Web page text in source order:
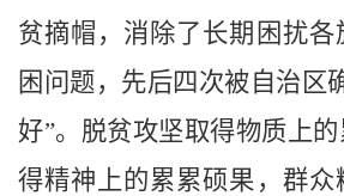
贫摘帽，消除了长期困扰
困问题，先后四次被自治区
好”。脱贫攻坚取得物质上
得精神上的累累硕果，群众